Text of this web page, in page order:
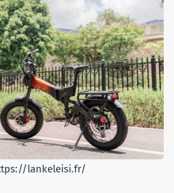
lankeleisi.fr/